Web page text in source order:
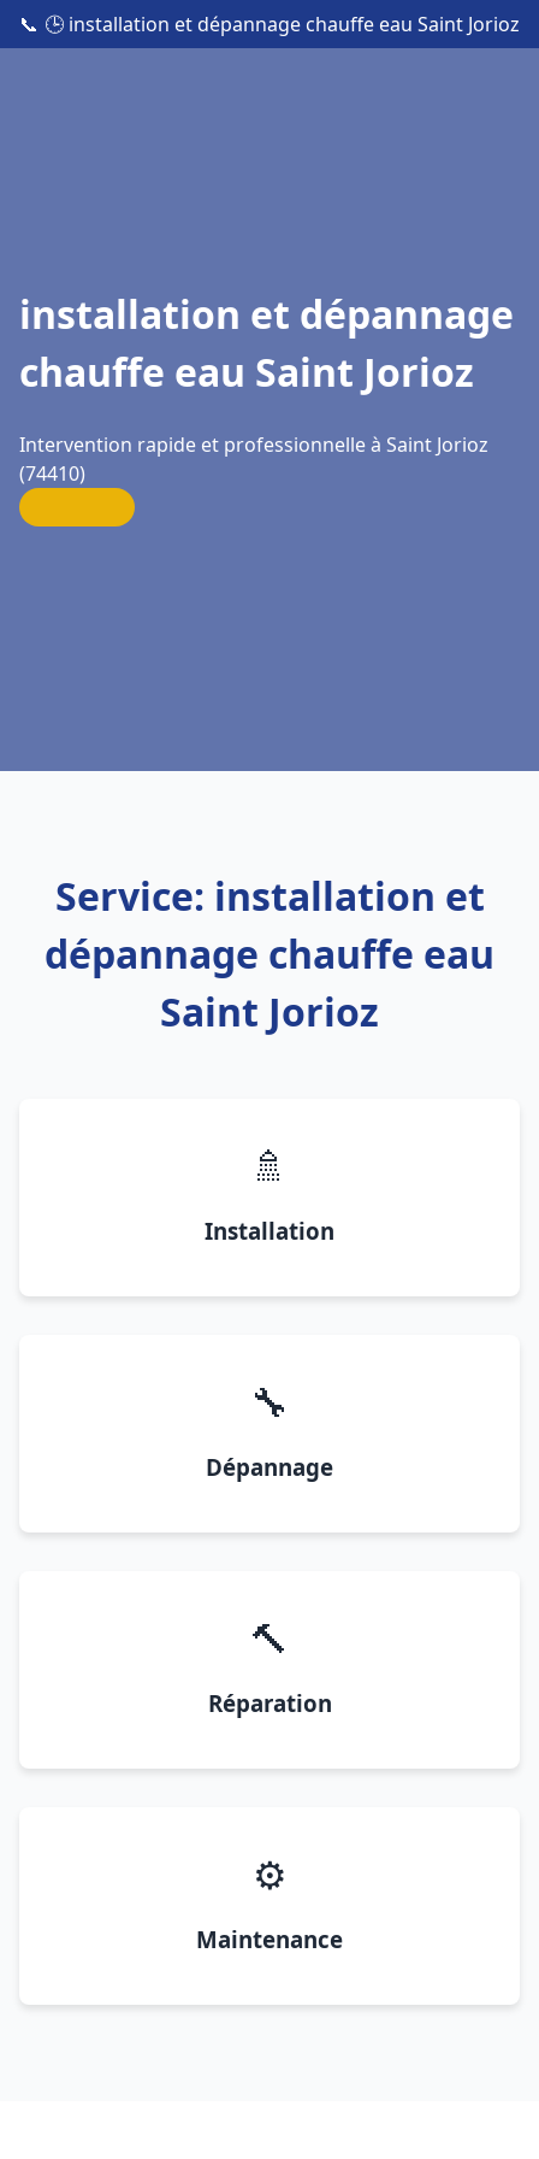
📞 🕒 installation et dépannage chauffe eau Saint Jorioz
installation et dépannage
chauffe eau Saint Jorioz
Intervention rapide et professionnelle à Saint Jorioz
(74410)
Service: installation et
dépannage chauffe eau
Saint Jorioz
🚿
Installation
🔧
Dépannage
🔨
Réparation
⚙️
Maintenance